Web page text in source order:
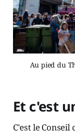
Au pied du
Et c'est
C'est le